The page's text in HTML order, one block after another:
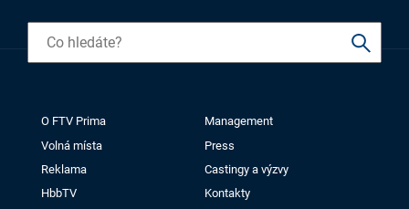
O FTV Prima
Management
Volná místa
Press
Reklama
Castingy a výzvy
HbbTV
Kontakty